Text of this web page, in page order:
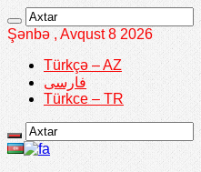
Şənbə , Avqust 8 2026
Türkçə – AZ
فارسی
Türkce – TR